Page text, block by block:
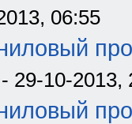
06:55
- 29-10-2013,